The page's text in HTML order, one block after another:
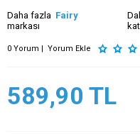
Daha fazla Fairy
markası
0 Yorum | Yorum Ekle
589,90 TL